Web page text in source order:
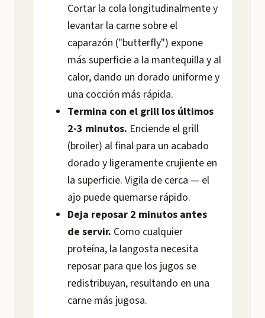
Cortar la cola longitudinalmente y
levantar la carne sobre el
caparazón ("butterfly") expone
más superficie a la mantequilla y al
calor, dando un dorado uniforme y
una cocción más rápida.
Termina con el grill los últimos
2-3 minutos. Enciende el grill
(broiler) al final para un acabado
dorado y ligeramente crujiente en
la superficie. Vigila de cerca — el
ajo puede quemarse rápido.
Deja reposar 2 minutos antes
de servir. Como cualquier
proteína, la langosta necesita
reposar para que los jugos se
redistribuyan, resultando en una
carne más jugosa.